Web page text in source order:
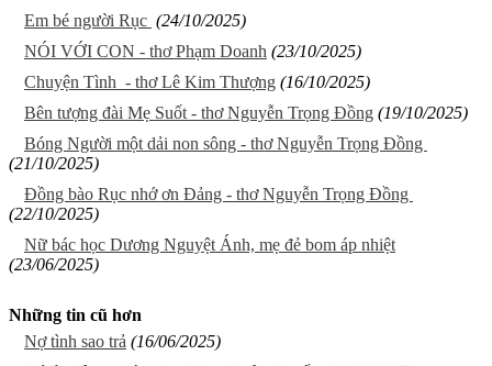
Em bé người Rục (24/10/2025)
NÓI VỚI CON - thơ Phạm Doanh (23/10/2025)
Chuyện Tình - thơ Lê Kim Thượng (16/10/2025)
Bên tượng đài Mẹ Suốt - thơ Nguyễn Trọng Đồng (19/10/2025)
Bóng Người một dải non sông - thơ Nguyễn Trọng Đồng
(21/10/2025)
Đồng bào Rục nhớ ơn Đảng - thơ Nguyễn Trọng Đồng
(22/10/2025)
Nữ bác học Dương Nguyệt Ánh, mẹ đẻ bom áp nhiệt
(23/06/2025)
Những tin cũ hơn
Nợ tình sao trả (16/06/2025)